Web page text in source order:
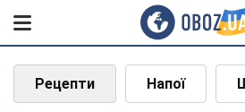
Рецепти Напої